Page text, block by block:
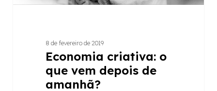
8 de fevereiro de 2019
Economia criativa: o
que vem depois de
amanhã?